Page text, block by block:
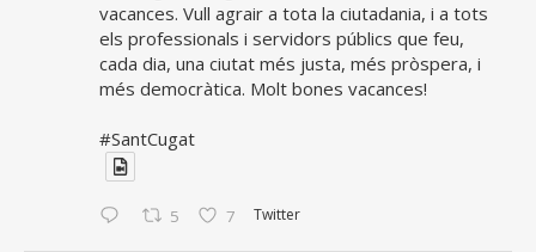
vacances. Vull agrair a tota la ciutadania, i a tots
els professionals i servidors públics que feu,
cada dia, una ciutat més justa, més pròspera, i
més democràtica. Molt bones vacances!
#SantCugat
5 7 Twitter